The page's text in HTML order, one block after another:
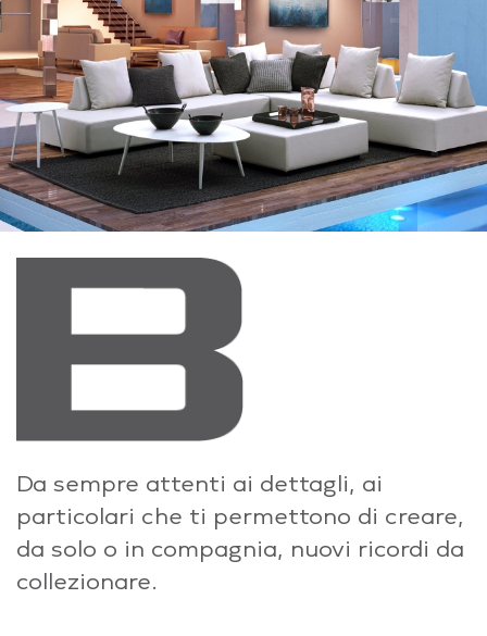
Da sempre attenti ai dettagli, ai
particolari che ti permettono di creare,
da solo o in compagnia, nuovi ricordi da
collezionare.